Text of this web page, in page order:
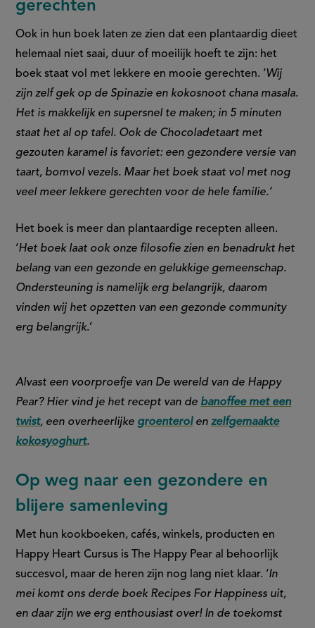
gerechten
Ook in hun boek laten ze zien dat een plantaardig dieet
helemaal niet saai, duur of moeilijk hoeft te zijn: het
boek staat vol met lekkere en mooie gerechten. ‘Wij
zijn zelf gek op de Spinazie en kokosnoot chana masala.
Het is makkelijk en supersnel te maken; in 5 minuten
staat het al op tafel. Ook de Chocoladetaart met
gezouten karamel is favoriet: een gezondere versie van
taart, bomvol vezels. Maar het boek staat vol met nog
veel meer lekkere gerechten voor de hele familie.’
Het boek is meer dan plantaardige recepten alleen.
‘Het boek laat ook onze filosofie zien en benadrukt het
belang van een gezonde en gelukkige gemeenschap.
Ondersteuning is namelijk erg belangrijk, daarom
vinden wij het opzetten van een gezonde community
erg belangrijk.’
Alvast een voorproefje van De wereld van de Happy
Pear? Hier vind je het recept van de banoffee met een
twist, een overheerlijke groenterolenzelfgemaakte
kokosyoghurt.
Op weg naar een gezondere en
blijere samenleving
Met hun kookboeken, cafés, winkels, producten en
Happy Heart Cursus is The Happy Pear al behoorlijk
succesvol, maar de heren zijn nog lang niet klaar. ‘In
mei komt ons derde boek Recipes For Happiness uit,
en daar zijn we erg enthousiast over! In de toekomst